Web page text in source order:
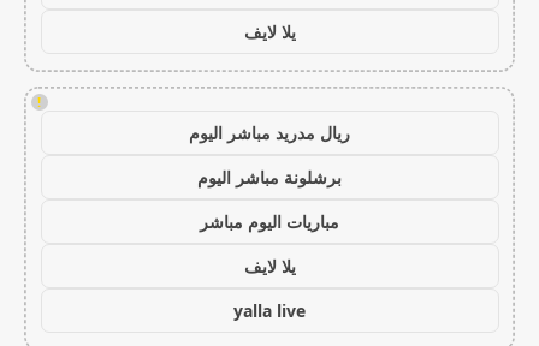
يلا لايف
!
ريال مدريد مباشر اليوم
برشلونة مباشر اليوم
مباريات اليوم مباشر
يلا لايف
yalla live